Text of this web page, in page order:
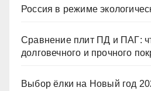
Россия в режиме
Сравнение плит ПД и ПАГ:
долговечного и прочного
Выбор ёлки на Новый год